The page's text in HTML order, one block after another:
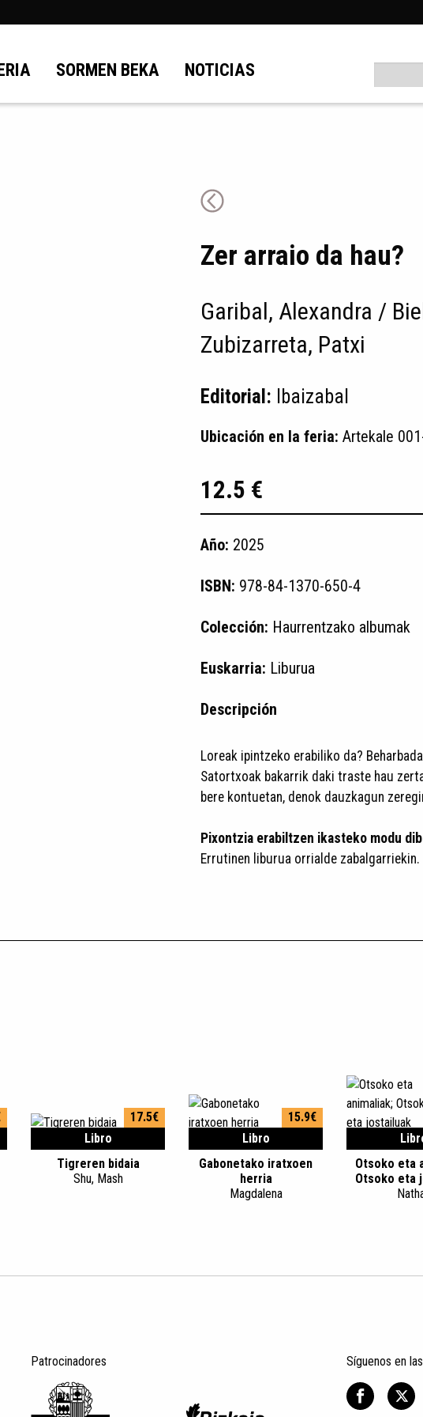
SORMEN BEKA NOTICIAS
Zer arraio da hau?
Garibal, Alexandra /
Zubizarreta, Patxi
Editorial: Ibaizabal
Ubicación en la feria: Artekale
12.5 €
Año: 2025
ISBN: 978-84-1370-650-4
Colección: Haurrentzako albumak
Euskarria: Liburua
Descripción
Loreak ipintzeko erabiliko da?
Satortxoak bakarrik daki traste hau
bere kontuetan, denok dauzkagun
Pixontzia erabiltzen ikasteko modu
Errutinen liburua orrialde zabalgarriekin.
Libro
17.5€
Tigreren bidaia
Shu, Mash
Libro
15.9€
Gabonetako iratxoen
herria
Magdalena
Otsoko eta
Otsoko eta
Patrocinadores Síguenos en